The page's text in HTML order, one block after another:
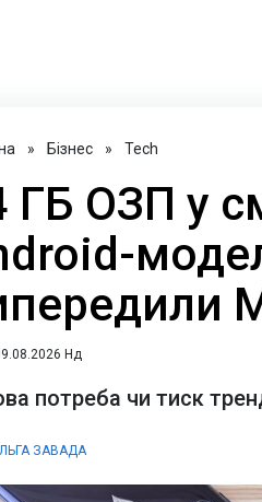
» Бізнес » Tech
ГБ ОЗП у
Нд
потреба чи тиск
ЗАВАДА